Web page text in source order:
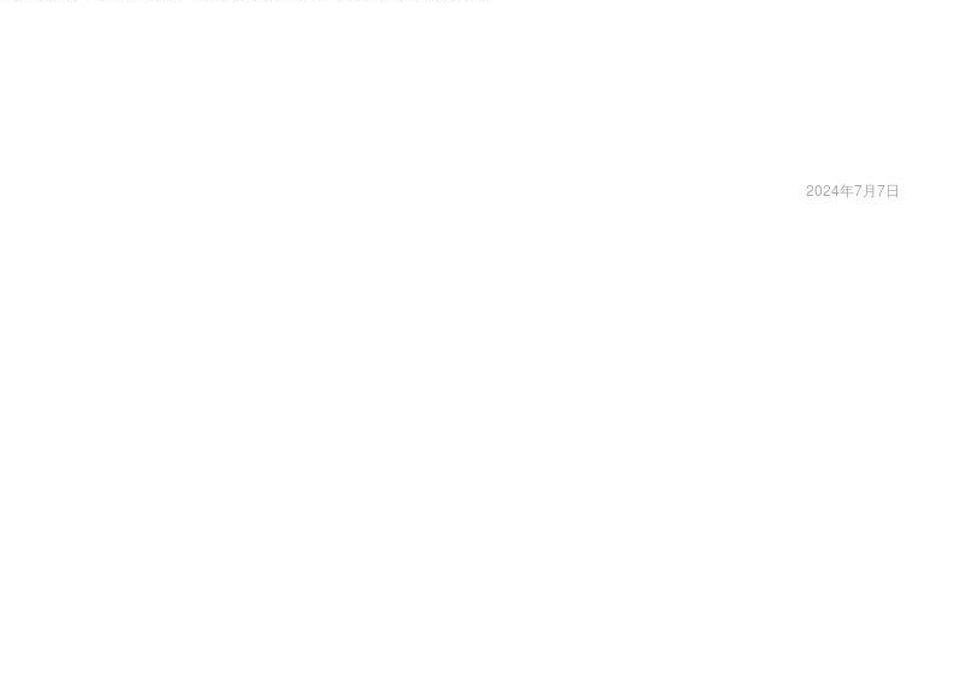
2024年7月7日